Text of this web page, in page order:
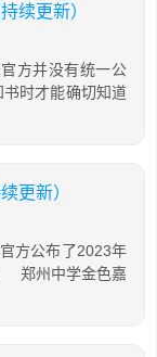
续更新）
方并没有统一公
时才能确切知道
更新）
方公布了2023年
郑州中学金色嘉